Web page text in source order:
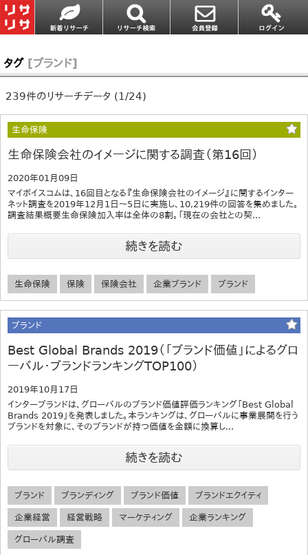
タグ [ブランド]
239件のリサーチデータ (1/24)
生命保険
生命保険会社のイメージに関する調査（第16回）
2020年01月09日
マイボイスコムは、16回目となる『生命保険会社のイメージ』に関するインター
ネット調査を2019年12月1日～5日に実施し、10,219件の回答を集めました。
調査結果概要生命保険加入率は全体の8割。「現在の会社との契...
続きを読む
生命保険 保険 保険会社 企業ブランド ブランド
ブランド
Best Global Brands 2019（「ブランド価値」によるグロ
ーバル・ブランドランキングTOP100）
2019年10月17日
インターブランドは、グローバルのブランド価値評価ランキング「Best Global
Brands 2019」を発表しました。本ランキングは、グローバルに事業展開を行う
ブランドを対象に、そのブランドが持つ価値を金額に換算し...
続きを読む
ブランド ブランディング ブランド価値 ブランドエクイティ
企業経営 経営戦略 マーケティング 企業ランキング
グローバル調査